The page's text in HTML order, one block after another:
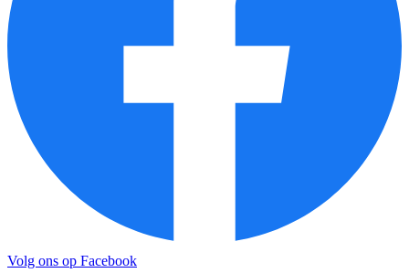
Volg ons op Facebook